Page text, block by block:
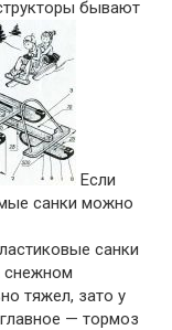
бывают
Если
санки можно
санки
снежном
тяжел, зато у
— тормоз